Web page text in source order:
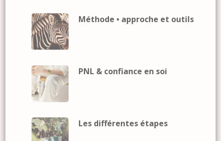
Méthode • approche et outils
PNL & confiance en soi
Les différentes étapes